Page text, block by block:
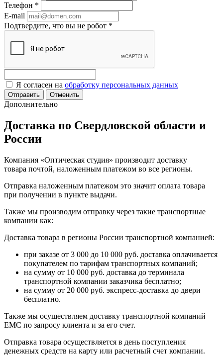
Телефон *
E-mail
Подтвердите, что вы не робот *
Я согласен на обработку персональных данных
Отменить
Дополнительно
Доставка по Свердловской области и
России
Компания «Оптическая студия» производит доставку
товара почтой, наложенным платежом во все регионы.
Отправка наложенным платежом это значит оплата товара
при получении в пункте выдачи.
Также мы производим отправку через такие транспортные
компании как:
Доставка товара в регионы России транспортной компанией:
при заказе от 3 000 до 10 000 руб. доставка оплачивается
покупателем по тарифам транспортных компаний;
на сумму от 10 000 руб. доставка до терминала
транспортной компании заказчика бесплатно;
на сумму от 20 000 руб. экспресс-доставка до двери
бесплатно.
Также мы осуществляем доставку транспортной компаний
EMC по запросу клиента и за его счет.
Отправка товара осуществляется в день поступления
денежных средств на карту или расчетный счет компании.